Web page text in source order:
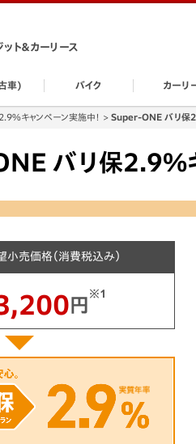
ット＆カーリース
車) バイク カーリ
2.9%キャンペーン実施中！ Super-ONE バリ保
バリ保2.9%
小売価格（消費税込み）
円
※1